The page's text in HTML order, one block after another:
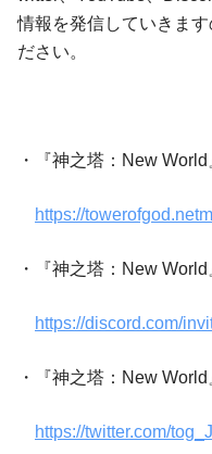
情報を発信していきま
ださい。
・『神之塔：New
https://
・『神之塔：New
https://discord.com/
・『神之塔：New
https://twitter.com/